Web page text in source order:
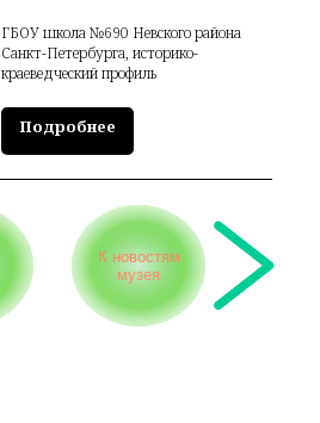
ГБОУ школа №690 Невского района
Санкт-Петербурга, историко-
краеведческий профиль
Подробнее
К новостям
музея